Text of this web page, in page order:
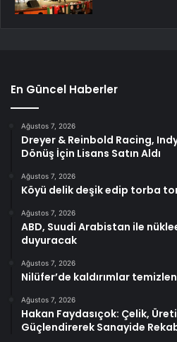
En Güncel Haberler
Ağustos 7, 2026
Dreyer & Reinbold Racing,
Dönüş İçin Lisans Satın Aldı
Ağustos 7, 2026
Köyü delik deşik edip torba
Ağustos 7, 2026
ABD, Suudi Arabistan ile
duyuracak
Ağustos 7, 2026
Nilüfer’de kaldırımlar
Ağustos 7, 2026
Hakan Faydasıçok: Çelik,
Güçlendirerek Sanayide